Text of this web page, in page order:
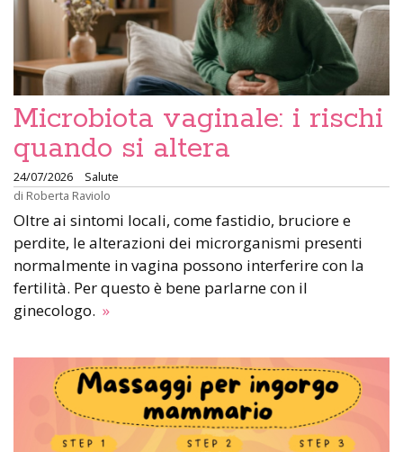
Microbiota vaginale: i rischi
quando si altera
24/07/2026
Salute
di Roberta Raviolo
Oltre ai sintomi locali, come fastidio, bruciore e
perdite, le alterazioni dei microrganismi presenti
normalmente in vagina possono interferire con la
fertilità. Per questo è bene parlarne con il
ginecologo. »